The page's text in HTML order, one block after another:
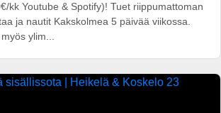
kk Youtube & Spotify)! Tuet riippumattoman
ja nautit Kakskolmea 5 päivää viikossa.
ylim...